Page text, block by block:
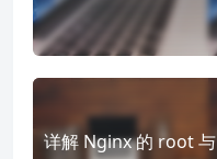
详解 Nginx 的 root 与